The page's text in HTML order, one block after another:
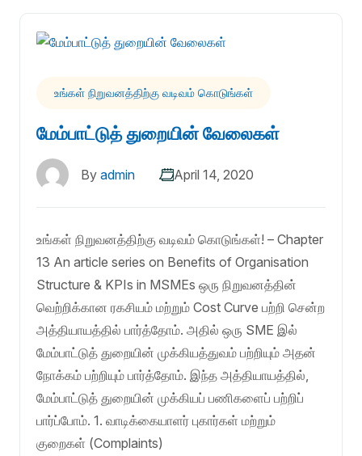
உங்கள் நிறுவனத்திற்கு வடிவம் கொடுங்கள்
மேம்பாட்டுத் துறையின் வேலைகள்
By admin April 14, 2020
உங்கள் நிறுவனத்திற்கு வடிவம் கொடுங்கள்! – Chapter
13 An article series on Benefits of Organisation
Structure & KPIs in MSMEs ஒரு நிறுவனத்தின்
வெற்றிக்கான ரகசியம் மற்றும் Cost Curve பற்றி சென்ற
அத்தியாயத்தில் பார்த்தோம். அதில் ஒரு SME இல்
மேம்பாட்டுத் துறையின் முக்கியத்துவம் பற்றியும் அதன்
நோக்கம் பற்றியும் பார்த்தோம். இந்த அத்தியாயத்தில்,
மேம்பாட்டுத் துறையின் முக்கியப் பணிகளைப் பற்றிப்
பார்ப்போம். 1. வாடிக்கையாளர் புகார்கள் மற்றும்
குறைகள் (Complaints)